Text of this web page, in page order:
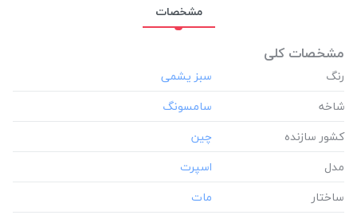
مشخصات
مشخصات کلی
رنگ
شاخه
کشور سازنده
مدل
ساختار